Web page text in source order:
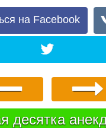
на Facebook
десятка